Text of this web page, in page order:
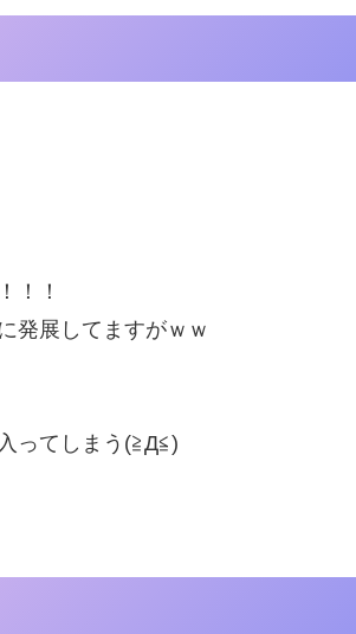
！！
発展してますがｗｗ
ってしまう(≧Д≦)